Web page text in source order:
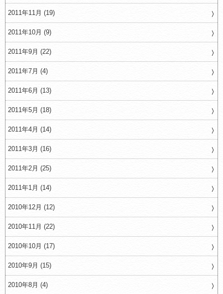
2011年11月 (19)
2011年10月 (9)
2011年9月 (22)
2011年7月 (4)
2011年6月 (13)
2011年5月 (18)
2011年4月 (14)
2011年3月 (16)
2011年2月 (25)
2011年1月 (14)
2010年12月 (12)
2010年11月 (22)
2010年10月 (17)
2010年9月 (15)
2010年8月 (4)